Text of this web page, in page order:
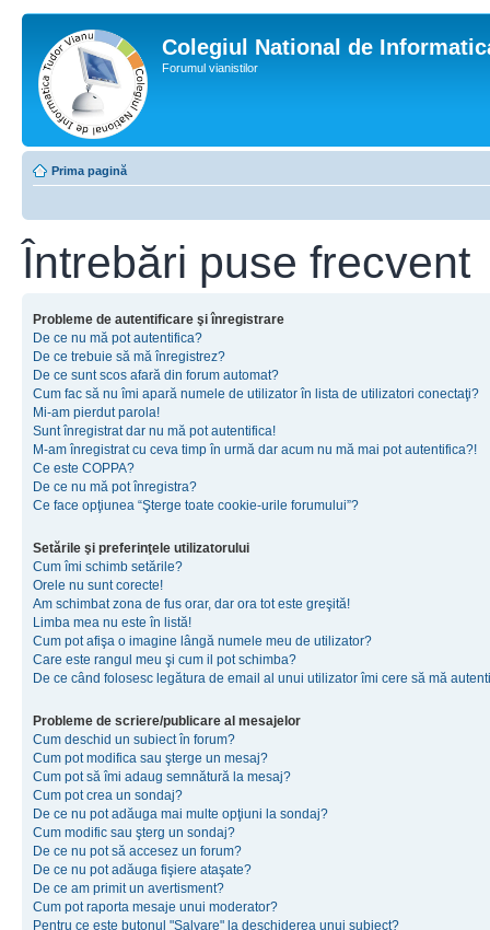
Colegiul National de
Forumul vianistilor
Prima pagină
Întrebări puse frecvent
Probleme de autentificare şi înregistrare
De ce nu mă pot autentifica?
De ce trebuie să mă înregistrez?
De ce sunt scos afară din forum automat?
Cum fac să nu îmi apară numele de utilizator în lista de utilizatori conectaţi?
Mi-am pierdut parola!
Sunt înregistrat dar nu mă pot autentifica!
M-am înregistrat cu ceva timp în urmă dar acum nu mă mai pot autentifica?!
Ce este COPPA?
De ce nu mă pot înregistra?
Ce face opţiunea “Şterge toate cookie-urile forumului”?
Setările şi preferinţele utilizatorului
Cum îmi schimb setările?
Orele nu sunt corecte!
Am schimbat zona de fus orar, dar ora tot este greşită!
Limba mea nu este în listă!
Cum pot afişa o imagine lângă numele meu de utilizator?
Care este rangul meu şi cum il pot schimba?
De ce când folosesc legătura de email al unui utilizator îmi cere să mă
Probleme de scriere/publicare al mesajelor
Cum deschid un subiect în forum?
Cum pot modifica sau şterge un mesaj?
Cum pot să îmi adaug semnătură la mesaj?
Cum pot crea un sondaj?
De ce nu pot adăuga mai multe opţiuni la sondaj?
Cum modific sau şterg un sondaj?
De ce nu pot să accesez un forum?
De ce nu pot adăuga fişiere ataşate?
De ce am primit un avertisment?
Cum pot raporta mesaje unui moderator?
Pentru ce este butonul "Salvare" la deschiderea unui subiect?